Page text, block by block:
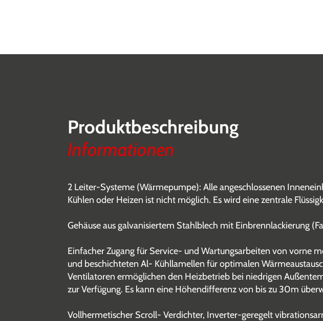
Produktbeschreibung
Informationen
2 Leiter-Systeme (Wärmepumpe): Alle angeschlossenen
Kühlen oder Heizen ist nicht möglich. Es wird eine zentrale
Gehäuse aus galvanisiertem Stahlblech mit Einbrennlackierung
Einfacher Zugang für Service- und Wartungsarbeiten von vorne
und beschichteten Al- Kühllamellen für optimalen
Ventilatoren ermöglichen den Heizbetrieb bei niedrigen
zur Verfügung. Es kann eine Höhendifferenz von bis zu 30m
Vollhermetischer Scroll- Verdichter, Inverter-geregelt